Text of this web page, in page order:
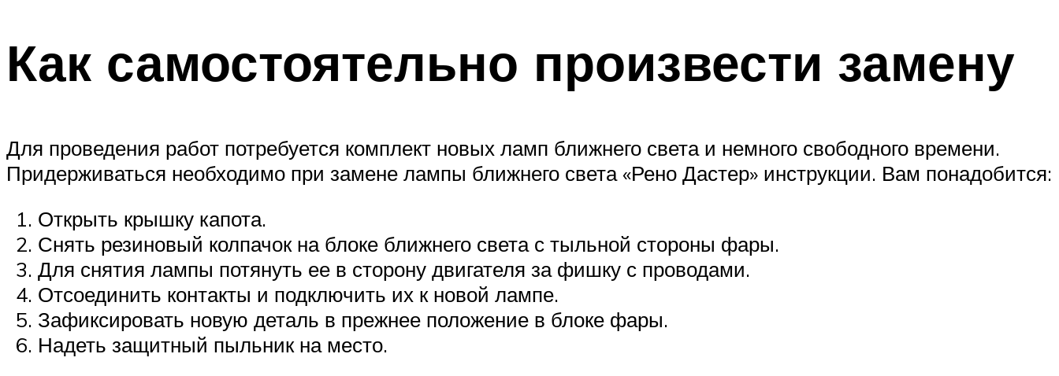
Как самостоятельно произвести замену
Для проведения работ потребуется комплект новых ламп ближнего света и немного свободного времени.
Придерживаться необходимо при замене лампы ближнего света «Рено Дастер» инструкции. Вам понадобится:
Открыть крышку капота.
Снять резиновый колпачок на блоке ближнего света с тыльной стороны фары.
Для снятия лампы потянуть ее в сторону двигателя за фишку с проводами.
Отсоединить контакты и подключить их к новой лампе.
Зафиксировать новую деталь в прежнее положение в блоке фары.
Надеть защитный пыльник на место.